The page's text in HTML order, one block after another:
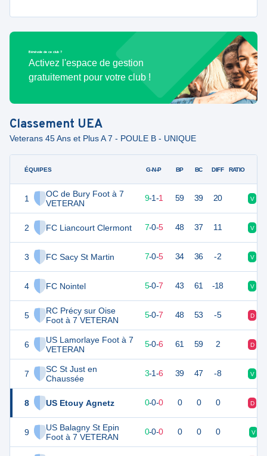
Bénévole de ce club ?
Activez l'espace de gestion
gratuitement pour votre club !
Classement UEA
Veterans 45 Ans et Plus A 7 - POULE B - UNIQUE
ÉQUIPES
1
OC de Bury Foot à 7
VETERAN
2 FC Liancourt Clermont
3 FC Sacy St Martin
4 FC Nointel
5
RC Précy sur Oise
Foot à 7 VETERAN
6
US Lamorlaye Foot à 7
VETERAN
7
SC St Just en
Chaussée
8 US Etouy Agnetz
9
US Balagny St Epin
Foot à 7 VETERAN
G-N-P BP BC DIFF RATIO
27 9-1-1 59 39 20 V
21 12 7-0-5 48 37 11 V
21 7-0-5 34 36 -2 V
5-0-7 43 61 -18 V
15 5-0-7 48 53 -5 D
14 12 5-0-6 61 59 2 D
3-1-6 39 47 -8 V
0 0-0-0 0 0 0 D
0 0-0-0 0 0 0 V